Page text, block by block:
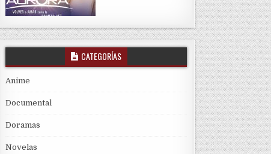
CATEGORÍAS
Anime
Documental
Doramas
Novelas